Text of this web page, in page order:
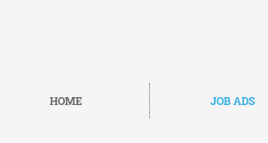
HOME JOB ADS